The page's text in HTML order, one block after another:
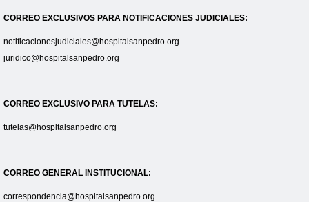
CORREO EXCLUSIVOS PARA NOTIFICACIONES JUDICIALES:
notificacionesjudiciales@hospitalsanpedro.org
juridico@hospitalsanpedro.org
CORREO EXCLUSIVO PARA TUTELAS:
tutelas@hospitalsanpedro.org
CORREO GENERAL INSTITUCIONAL:
correspondencia@hospitalsanpedro.org